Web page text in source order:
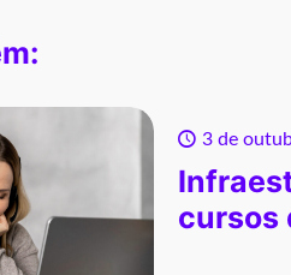
3 de
cursos